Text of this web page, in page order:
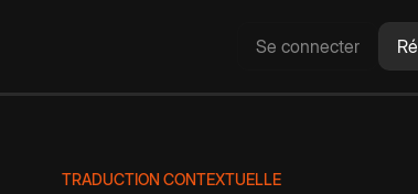
Se connecter
TRADUCTION CONTEXTUELLE